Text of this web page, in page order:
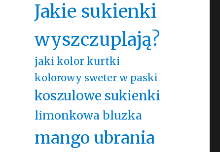
Jakie sukienki
wyszczuplają?
jaki kolor kurtki
kolorowy sweter w paski
koszulowe sukienki
limonkowa bluzka
mango ubrania